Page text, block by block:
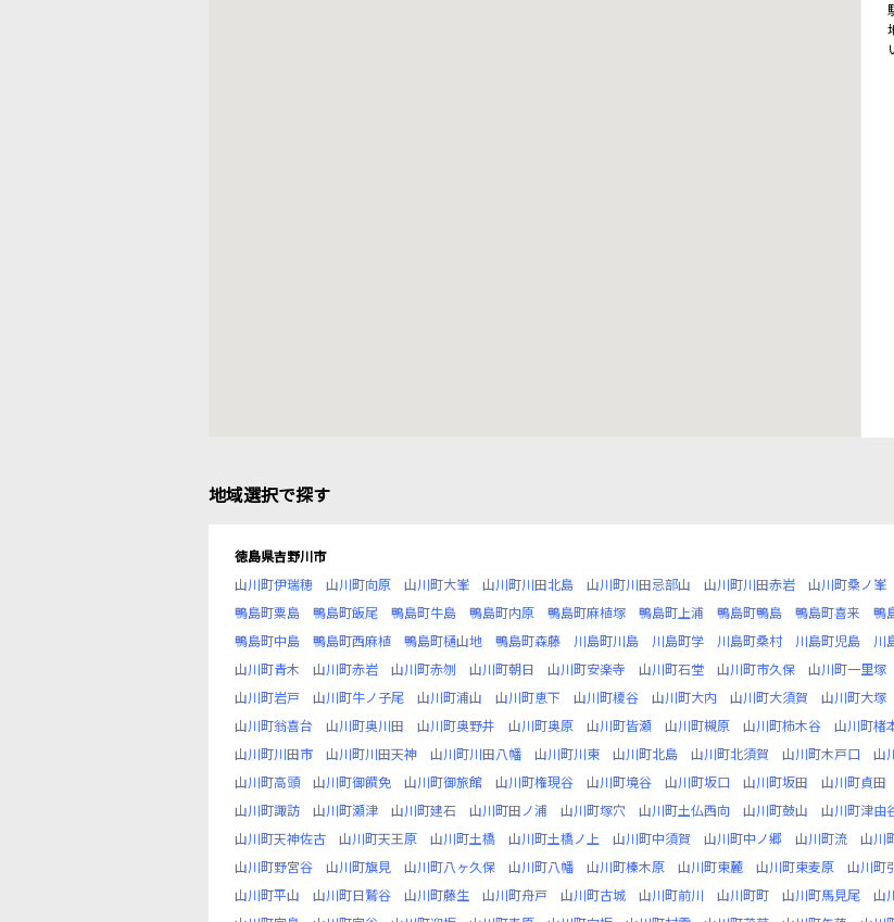
地域選択で探す
徳島県吉野川市
山川町伊瑞穂
山川町向原 山川町大峯 山川町川田北島 山川町川田忌部山 山川町川田赤岩 山川町桑ノ峯
鴨島町粟島
鴨島町飯尾 鴨島町牛島 鴨島町内原 鴨島町麻植塚 鴨島町上浦 鴨島町鴨島 鴨島町喜来 鴨
鴨島町中島
鴨島町西麻植 鴨島町樋山地 鴨島町森藤 川島町川島 川島町学 川島町桑村 川島町児島 川
山川町青木
山川町赤岩 山川町赤刎 山川町朝日 山川町安楽寺 山川町石堂 山川町市久保 山川町一里塚
山川町岩戸
山川町牛ノ子尾 山川町浦山 山川町恵下 山川町榎谷 山川町大内 山川町大須賀 山川町大塚
山川町翁喜台
山川町奥川田 山川町奥野井 山川町奥原 山川町皆瀬 山川町槻原 山川町柿木谷 山川町楮
山川町川田市
山川町川田天神 山川町川田八幡 山川町川東 山川町北島 山川町北須賀 山川町木戸口 山
山川町高頭
山川町御饌免 山川町御旅館 山川町権現谷 山川町境谷 山川町坂口 山川町坂田 山川町貞田
山川町諏訪
山川町瀬津 山川町建石 山川町田ノ浦 山川町塚穴 山川町土仏西向 山川町鼓山 山川町津由
山川町天神佐古
山川町天王原 山川町土橋 山川町土橋ノ上 山川町中須賀 山川町中ノ郷 山川町流 山川
山川町野宮谷
山川町旗見 山川町八ヶ久保 山川町八幡 山川町榛木原 山川町東麓 山川町東麦原 山川町
山川町平山
山川町日鷲谷 山川町藤生 山川町舟戸 山川町古城 山川町前川 山川町町 山川町馬見尾 山